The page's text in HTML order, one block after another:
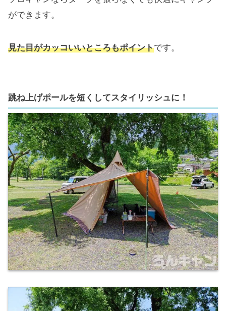
ができます。
見た目がカッコいいところもポイントです。
跳ね上げポールを短くしてスタイリッシュに！